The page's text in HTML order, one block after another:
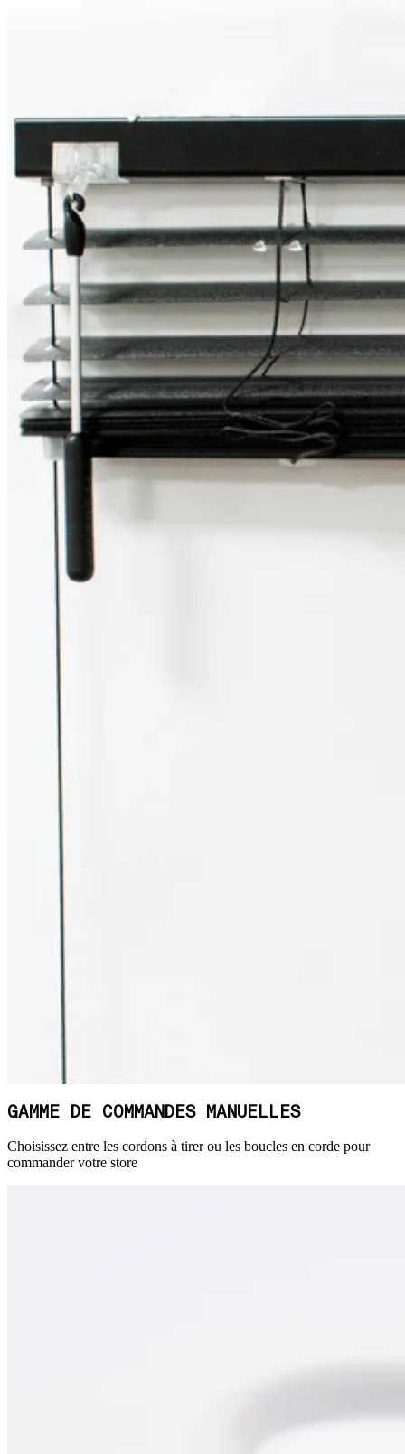
GAMME DE COMMANDES MANUELLES
Choisissez entre les cordons à tirer ou les boucles en corde pour
commander votre store